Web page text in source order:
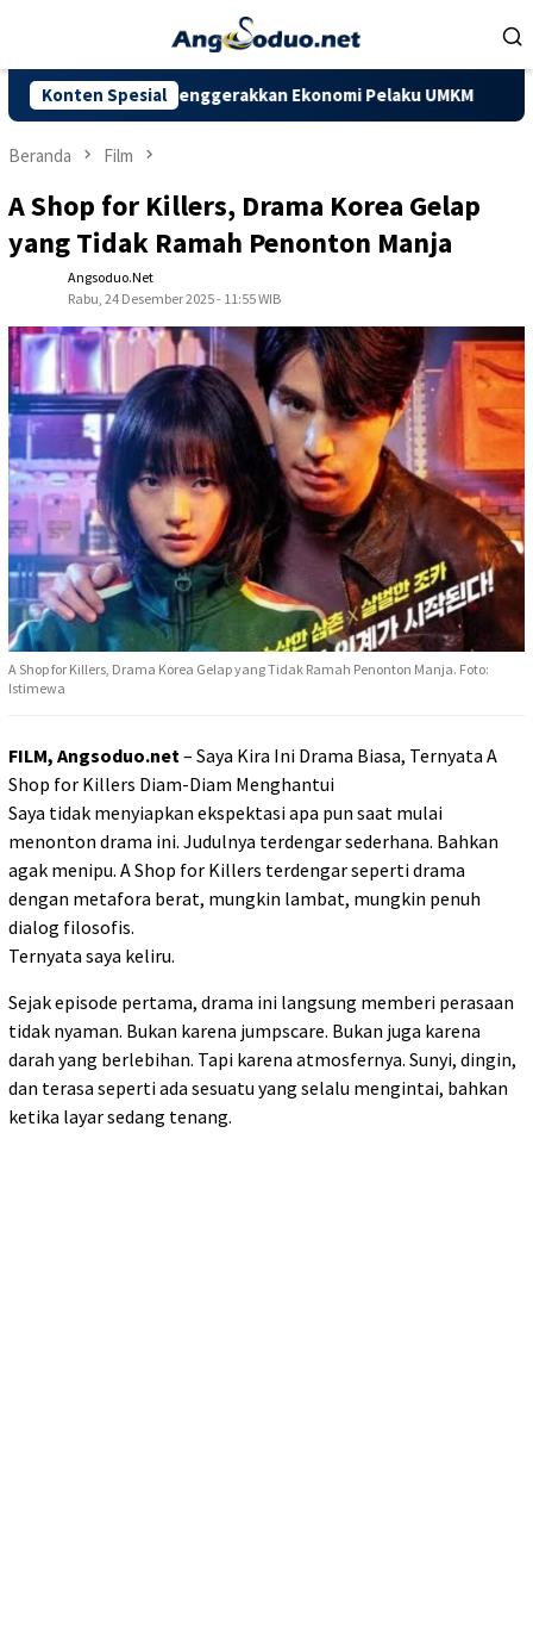
Konten Spesial
Menggerakkan Ekonomi Pelaku UMKM Dorong
Beranda Film
A Shop for Killers, Drama Korea Gelap
yang Tidak Ramah Penonton Manja
Angsoduo.net
Rabu, 24 Desember 2025 - 11:55 WIB
A Shop for Killers, Drama Korea Gelap yang Tidak Ramah Penonton Manja. Foto:
Istimewa
FILM, Angsoduo.net – Saya Kira Ini Drama Biasa, Ternyata A
Shop for Killers Diam-Diam Menghantui
Saya tidak menyiapkan ekspektasi apa pun saat mulai
menonton drama ini. Judulnya terdengar sederhana. Bahkan
agak menipu. A Shop for Killers terdengar seperti drama
dengan metafora berat, mungkin lambat, mungkin penuh
dialog filosofis.
Ternyata saya keliru.
Sejak episode pertama, drama ini langsung memberi perasaan
tidak nyaman. Bukan karena jumpscare. Bukan juga karena
darah yang berlebihan. Tapi karena atmosfernya. Sunyi, dingin,
dan terasa seperti ada sesuatu yang selalu mengintai, bahkan
ketika layar sedang tenang.